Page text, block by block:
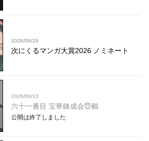
2026/06/26
次にくるマンガ大賞2026 ノミネート
2026/06/13
六十一番目 宝華錬成会㉑鵺
公開は終了しました